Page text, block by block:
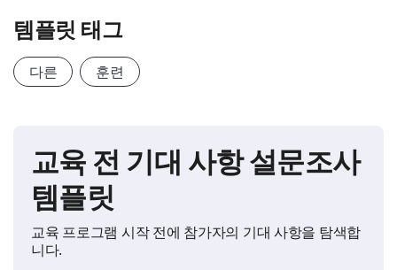
템플릿 태그
다른 훈련
교육 전 기대 사항 설문조사
템플릿
교육 프로그램 시작 전에 참가자의 기대 사항을 탐색합
니다.